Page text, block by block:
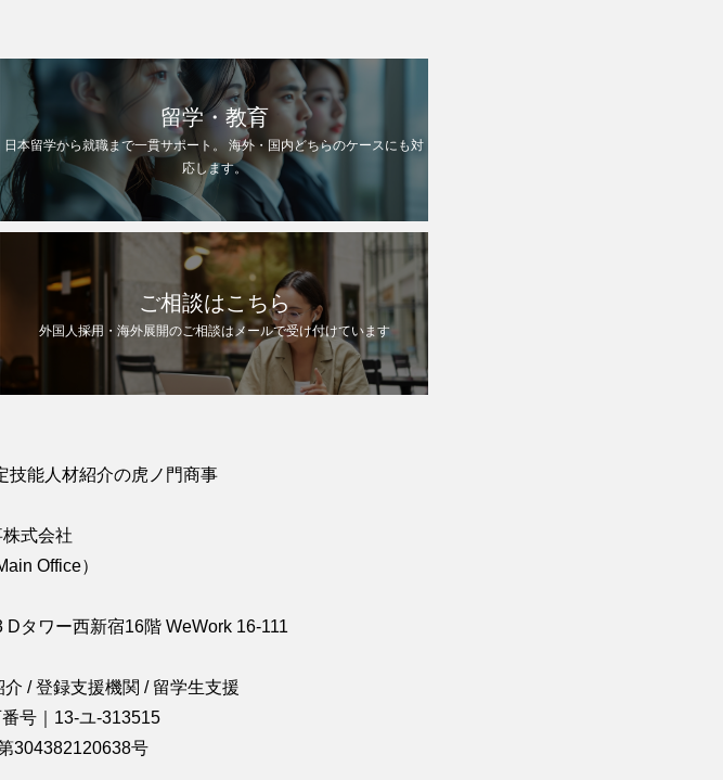
留学・教育
日本留学から就職まで一貫サポート。 海外・国内どちらのケースにも対
応します。
ご相談はこちら
外国人採用・海外展開のご相談はメールで受け付けています
技能人材紹介の虎ノ門商事
式会社
Office）
タワー西新宿16階 WeWork 16-111
/ 登録支援機関 / 留学生支援
号｜13-ユ-313515
304382120638号